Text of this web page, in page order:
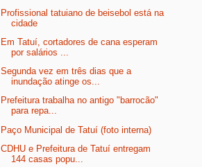
Profissional tatuiano de beisebol está na
cidade
Em Tatuí, cortadores de cana esperam
por salários ...
Segunda vez em três dias que a
inundação atinge os...
Prefeitura trabalha no antigo "barrocão"
para repa...
Paço Municipal de Tatuí (foto interna)
CDHU e Prefeitura de Tatuí entregam
144 casas popu...